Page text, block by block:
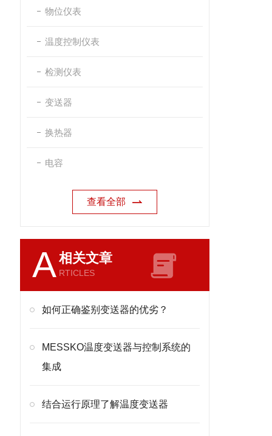
物位仪表
温度控制仪表
检测仪表
变送器
换热器
电容
查看全部
A相关文章
RTICLES
如何正确鉴别变送器的优劣？
MESSKO温度变送器与控制系统的
集成
结合运行原理了解温度变送器